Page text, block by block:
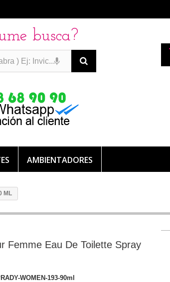
busca?
AMBIENTADORES
ML
Femme Eau De Toilette Spray
WOMEN-193-90ml